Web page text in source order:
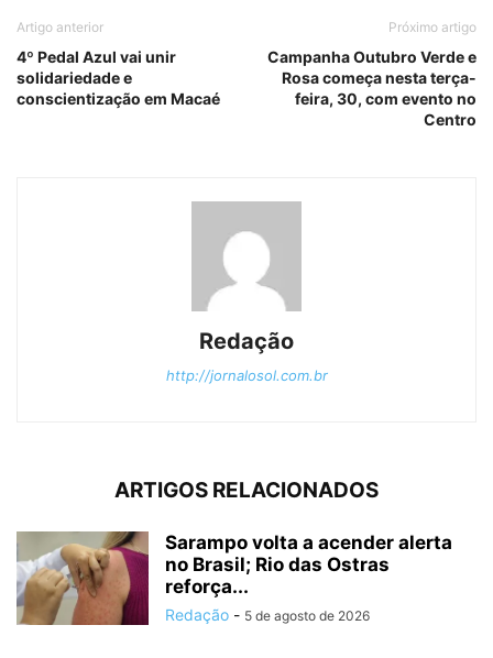
Artigo anterior
4º Pedal Azul vai unir
solidariedade e
conscientização em Macaé
Próximo artigo
Campanha Outubro Verde e
Rosa começa nesta terça-
feira, 30, com evento no
Centro
Redação
http://jornalosol.com.br
ARTIGOS RELACIONADOS
Sarampo volta a acender alerta
no Brasil; Rio das Ostras
reforça...
Redação - 5 de agosto de 2026